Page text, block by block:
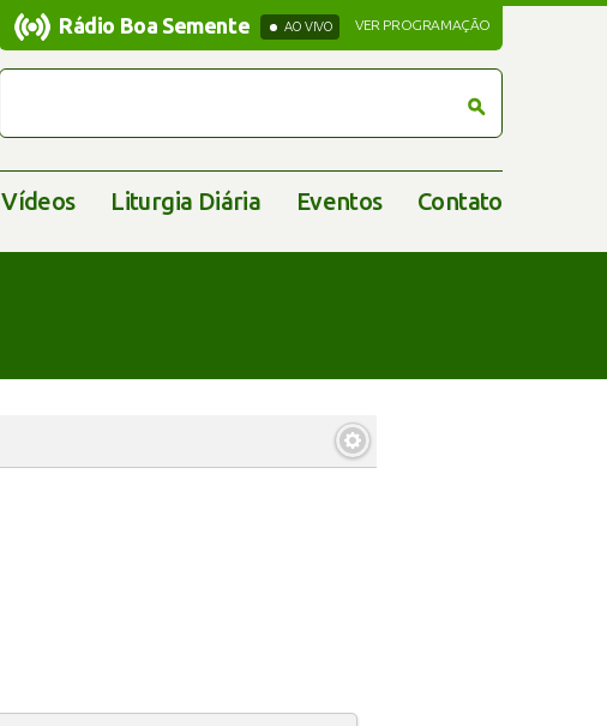
Rádio Boa Semente
Rádio Boa Semente AO VIVO VER PROGRAMAÇÃO
Vídeos Liturgia Diária Eventos Contato